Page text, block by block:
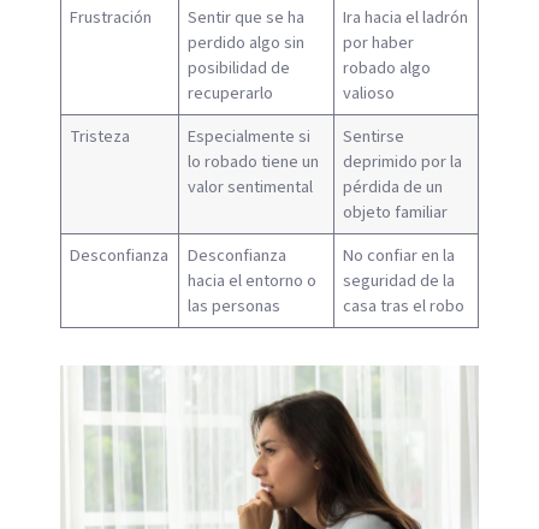
Frustración
Sentir que se ha
perdido algo sin
posibilidad de
recuperarlo
Ira hacia el ladrón
por haber
robado algo
valioso
Tristeza
Especialmente si
lo robado tiene un
valor sentimental
Sentirse
deprimido por la
pérdida de un
objeto familiar
Desconfianza
Desconfianza
hacia el entorno o
las personas
No confiar en la
seguridad de la
casa tras el robo